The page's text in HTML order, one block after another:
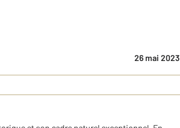
26 mai 2023